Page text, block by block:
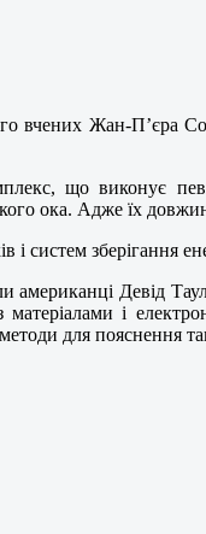
вчених Жан-
що виконує
ока. Адже їх
і систем зберігання
Девід
і
для пояснення